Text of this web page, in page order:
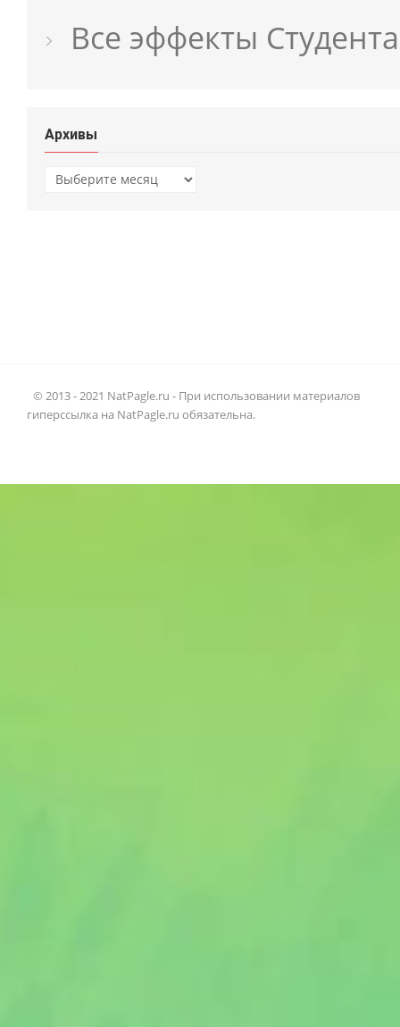
Все эффекты
Архивы
Архивы
© 2013 - 2021 NatPagle.ru - При использовании материалов
гиперссылка на NatPagle.ru обязательна.